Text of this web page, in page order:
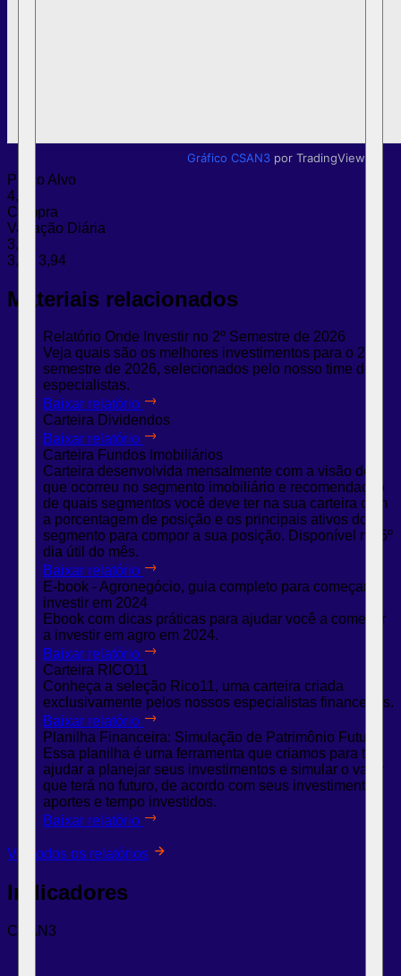
Gráfico CSAN3 por TradingView
Preço Alvo
4,60
Compra
Variação Diária
3,88
3,86
3,94
Materiais relacionados
Relatório Onde Investir no 2º Semestre de 2026
Veja quais são os melhores investimentos para o 2º
semestre de 2026, selecionados pelo nosso time de
especialistas.
Baixar relatório
Carteira Dividendos
Baixar relatório
Carteira Fundos Imobiliários
Carteira desenvolvida mensalmente com a visão do
que ocorreu no segmento imobiliário e recomendação
de quais segmentos você deve ter na sua carteira com
a porcentagem de posição e os principais ativos do
segmento para compor a sua posição. Disponível no 5º
dia útil do mês.
Baixar relatório
E-book - Agronegócio, guia completo para começar a
investir em 2024
Ebook com dicas práticas para ajudar você a começar
a investir em agro em 2024.
Baixar relatório
Carteira RICO11
Conheça a seleção Rico11, uma carteira criada
exclusivamente pelos nossos especialistas financeiros.
Baixar relatório
Planilha Financeira: Simulação de Patrimônio Futuro
Essa planilha é uma ferramenta que criamos para te
ajudar a planejar seus investimentos e simular o valor
que terá no futuro, de acordo com seus investimentos,
aportes e tempo investidos.
Baixar relatório
Ver todos os relatórios
Indicadores
CSAN3